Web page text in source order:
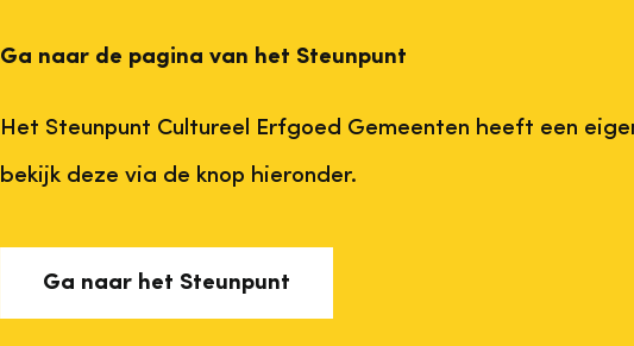
Ga naar de pagina van het Steunpunt
Het Steunpunt Cultureel Erfgoed Gemeenten heeft een
bekijk deze via de knop hieronder.
Ga naar het Steunpunt